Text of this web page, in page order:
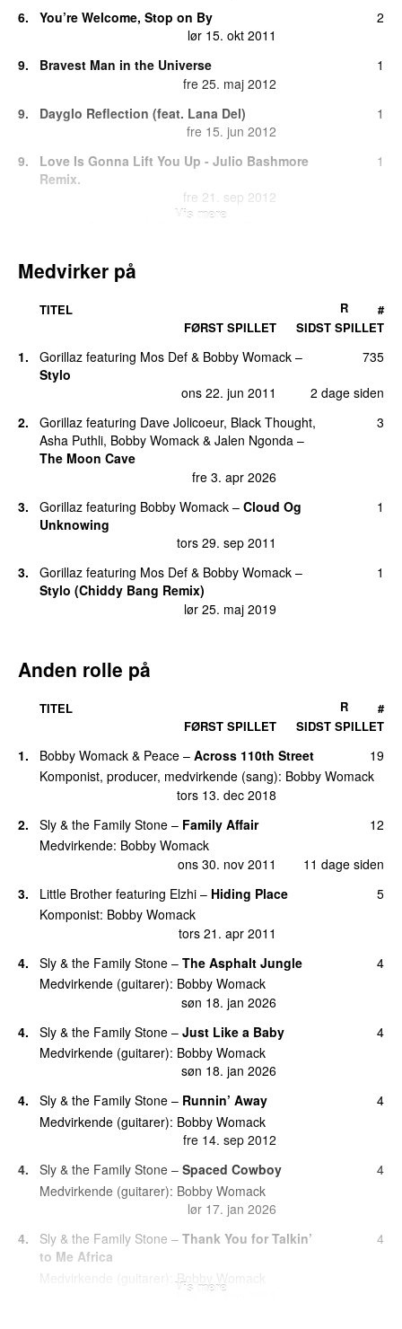
6.
You’re Welcome, Stop on By
lør 15. okt 2011
2
9.
Bravest Man in the Universe
fre 25. maj 2012
1
9.
Dayglo Reflection (feat. Lana Del)
fre 15. jun 2012
1
9.
Love Is Gonna Lift You Up - Julio Bashmore
Remix.
fre 21. sep 2012
1
Diawara
ons 15. jul 2020
9.
Nothin’ Can Save Ya (feat. Fatoumata
Diawara)
fre 29. jun 2012
1
9.
Woman’s Gotta Have It
ons 17. jul 2019
1
Vis mere
Medvirker på
TITEL
FØRST SPILLET
SIDST SPILLET
R #
1. Gorillaz featuring Mos Def & Bobby Womack –
Stylo
ons 22. jun 2011
2 dage siden
735
2. Gorillaz featuring Dave Jolicoeur, Black Thought,
Asha Puthli, Bobby Womack & Jalen Ngonda –
The Moon Cave
fre 3. apr 2026
3
3. Gorillaz featuring Bobby Womack – Cloud Og
Unknowing
tors 29. sep 2011
1
3. Gorillaz featuring Mos Def & Bobby Womack –
Stylo (Chiddy Bang Remix)
lør 25. maj 2019
1
Anden rolle på
TITEL
FØRST SPILLET
SIDST SPILLET
R #
1. Bobby Womack & Peace – Across 110th Street
tors 13. dec 2018
19
Komponist, producer, medvirkende (sang): Bobby Womack
2. Sly & the Family Stone – Family Affair
ons 30. nov 2011 11 dage siden
12
Medvirkende: Bobby Womack
3. Little Brother featuring Elzhi – Hiding Place
tors 21. apr 2011
5
Komponist: Bobby Womack
4. Sly & the Family Stone – The Asphalt Jungle
søn 18. jan 2026
4
Medvirkende (guitarer): Bobby Womack
4. Sly & the Family Stone – Just Like a Baby
søn 18. jan 2026
4
Medvirkende (guitarer): Bobby Womack
4. Sly & the Family Stone – Runnin’ Away
fre 14. sep 2012
4
Medvirkende (guitarer): Bobby Womack
4. Sly & the Family Stone – Spaced Cowboy
lør 17. jan 2026
4
Medvirkende (guitarer): Bobby Womack
4. Sly & the Family Stone – Thank You for Talkin’
to Me Africa
tors 23. aug 2018
4
Medvirkende (guitarer):Bobby Womack
Vis mere